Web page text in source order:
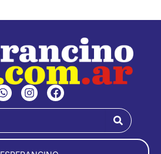
W
h
a
s
a
I
n
s
a
g
F
a
c
b
o